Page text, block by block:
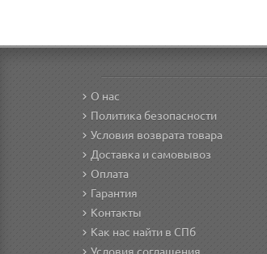
О нас
Политика безопасности
Условия возврата товара
Доставка и самовывоз
Оплата
Гарантия
Контакты
Как нас найти в СПб